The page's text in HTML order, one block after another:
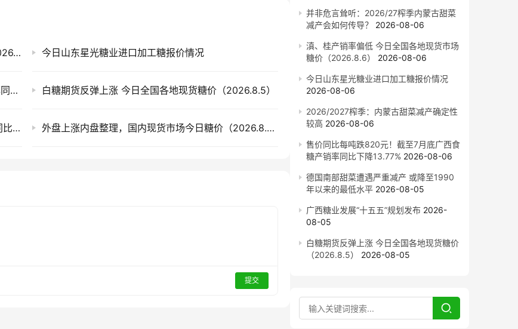
滇、桂产销率偏低 今日全国各地现货市场糖价（2026.8.6） 今日山东星光糖业进口加工糖报价情况
售价同比每吨跌820元！截至7月底广西食糖产销率同比下降13.77% 白糖期货反弹上涨 今日全国各地现货糖价（2026.8.5）
截至7月底云南食糖产销率同比下降11.53%！售价同比下跌900元/吨 外盘上涨内盘整理，国内现货市场今日糖价（2026.8.4）
提交
并非危言耸听：2026/27榨季内蒙古甜菜
减产会如何传导？
2026-08-06
滇、桂产销率偏低 今日全国各地现货市场
糖价（2026.8.6）
2026-08-06
今日山东星光糖业进口加工糖报价情况
2026-08-06
2026/2027榨季：内蒙古甜菜减产确定性
较高 2026-08-06
售价同比每吨跌820元！截至7月底广西食
糖产销率同比下降13.77% 2026-08-06
德国南部甜菜遭遇严重减产 或降至1990
年以来的最低水平 2026-08-05
广西糖业发展“十五五”规划发布 2026-
08-05
白糖期货反弹上涨 今日全国各地现货糖价
（2026.8.5）
2026-08-05